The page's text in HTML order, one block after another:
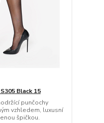
Black 15
punčochy
vzhledem, luxusní
špičkou.